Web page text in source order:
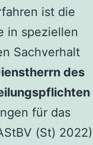
ist die
in speziellen
Sachverhalt
des
für das
(St) 2022)